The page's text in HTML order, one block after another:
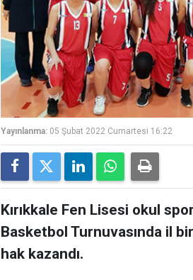
Yayınlanma: 05 Şubat 2022 Cumartesi 16:22
Kırıkkale Fen Lisesi okul
Basketbol Turnuvasında il
hak kazandı.